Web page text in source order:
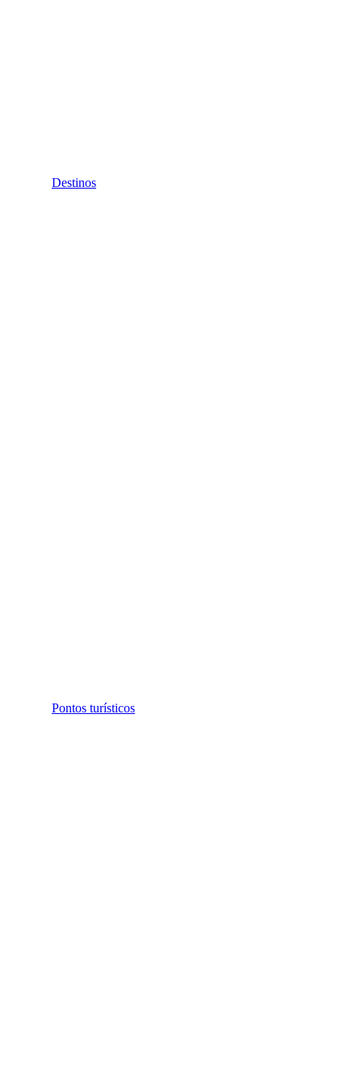
Destinos
Pontos turísticos